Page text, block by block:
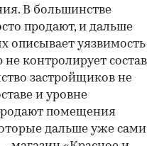
В большинстве
продают, и дальше
описывает уязвимость
не контролирует состав
застройщиков не
и уровне
помещения
дальше уже сами